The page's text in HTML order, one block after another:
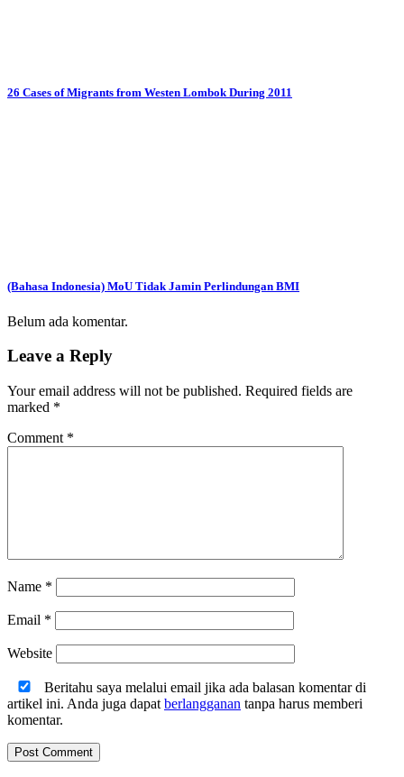
26 Cases of Migrants from Westen Lombok During 2011
(Bahasa Indonesia) MoU Tidak Jamin Perlindungan BMI
Belum ada komentar.
Leave a Reply
Your email address will not be published. Required fields are
marked *
Comment *
Name *
Email *
Website
Beritahu saya melalui email jika ada balasan komentar di
artikel ini. Anda juga dapat berlangganan tanpa harus memberi
komentar.